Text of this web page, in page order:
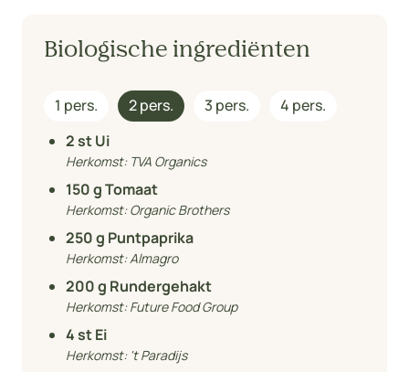
Biologische ingrediënten
1 pers. 2 pers. 3 pers.
4 pers.
2st Ui
Herkomst: TVA Organics
150g Tomaat
Herkomst:Organic Brothers
250g Puntpaprika
Herkomst:Almagro
200g Rundergehakt
Herkomst:Future Food Group
4st Ei
Herkomst: 't Paradijs